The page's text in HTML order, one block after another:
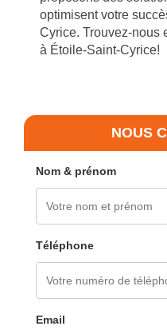
optimisent votre
Cyrice. Trouvez-nous
à Étoile-Saint-Cyrice!
NOUS
Nom & prénom
Téléphone
Email